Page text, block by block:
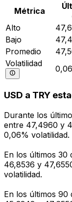
Métrica
Alto
Bajo
Promedio
Volatilidad
USD a TRY
Durante los
entre 47,4960 y
0,06% volatilidad.
En los últimos 30
46,8536 y
volatilidad.
En los últimos 90